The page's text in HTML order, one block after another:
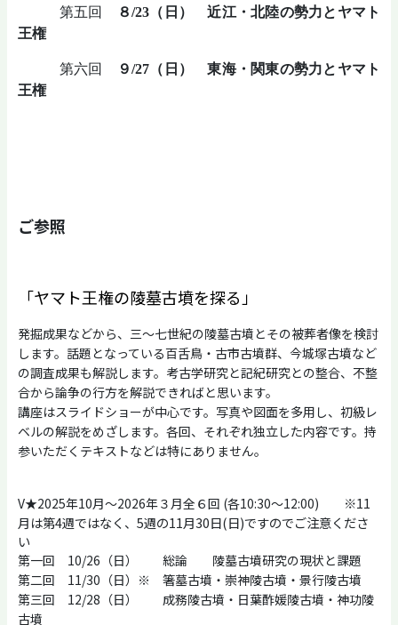
第五回
８/23（日） 近江・北陸の勢力とヤマト
王権
第六回
９/27（日） 東海・関東の勢力とヤマト
王権
ご参照
「ヤマト王権の陵墓古墳を探る」
発掘成果などから、三～七世紀の陵墓古墳とその被葬者像を検討
します。話題となっている百舌鳥・古市古墳群、今城塚古墳など
の調査成果も解説します。考古学研究と記紀研究との整合、不整
合から論争の行方を解説できればと思います。
講座はスライドショーが中心です。写真や図面を多用し、初級レ
ベルの解説をめざします。各回、それぞれ独立した内容です。持
参いただくテキストなどは特にありません。
V★2025年10月～2026年３月全６回 (各10:30～12:00) ※11
月は第4週ではなく、5週の11月30日(日)ですのでご注意くださ
い
第一回 10/26（日） 総論 陵墓古墳研究の現状と課題
第二回 11/30（日）※ 箸墓古墳・崇神陵古墳・景行陵古墳
第三回 12/28（日） 成務陵古墳・日葉酢媛陵古墳・神功陵
古墳